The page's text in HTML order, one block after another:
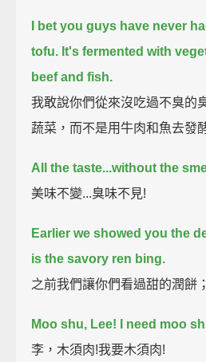
I bet you guys have never
tofu. It's fermented with
beef and fish.
我敢說你們從來沒吃過不臭的
蔬菜，而不是用牛肉和魚去發
All the taste...without the
美味不變...臭味不見!
Earlier we showed you the
is the savory ren bing.
之前我們讓你們看過甜的潤餅
Moo shu, Lee!
I need moo
李，木須肉!我要木須肉!